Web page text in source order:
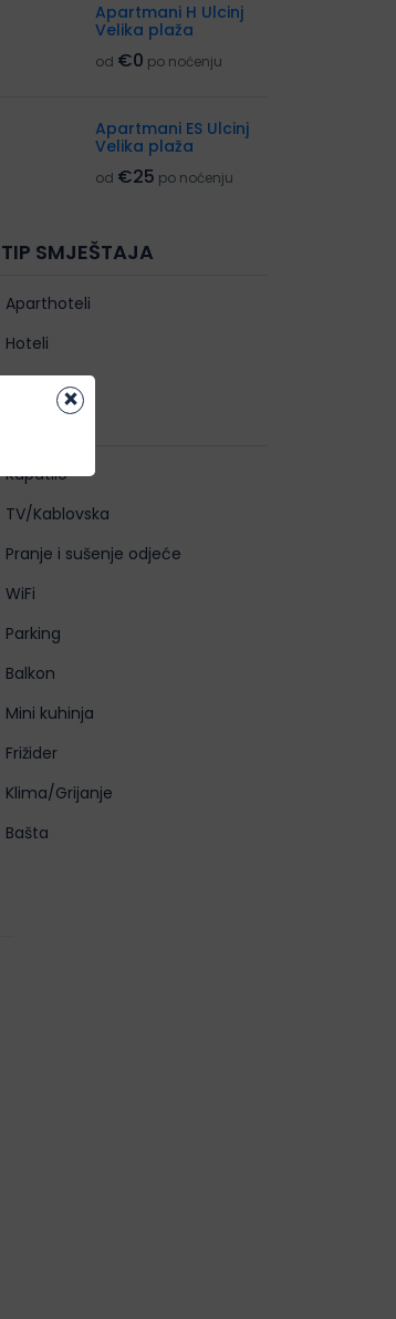
Apartmani H Ulcinj
Velika plaža
od €0 po noćenju
Apartmani ES Ulcinj
Velika plaža
od €25 po noćenju
TIP SMJEŠTAJA
Aparthoteli
Hoteli
KOMFOR
Kupatilo
TV/Kablovska
Pranje i sušenje odjeće
WiFi
Parking
Balkon
Mini kuhinja
Frižider
Klima/Grijanje
Bašta
×